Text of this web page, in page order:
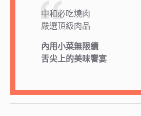
中和必吃燒肉
嚴選頂級肉品
內用小菜無限續
舌尖上的美味饗宴